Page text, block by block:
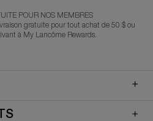
POUR NOS MEMBRES
gratuite pour tout achat de 50 $ ou
à My Lancôme Rewards.